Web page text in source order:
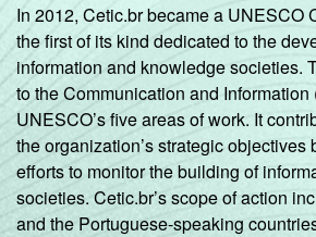
In 2012, Cetic.br became a UNESCO
the first of its kind dedicated to the
information and knowledge societies.
to the Communication and Information
UNESCO’s five areas of work. It
the organization’s strategic objectives
efforts to monitor the building of
societies. Cetic.br’s scope of action
and the Portuguese-speaking